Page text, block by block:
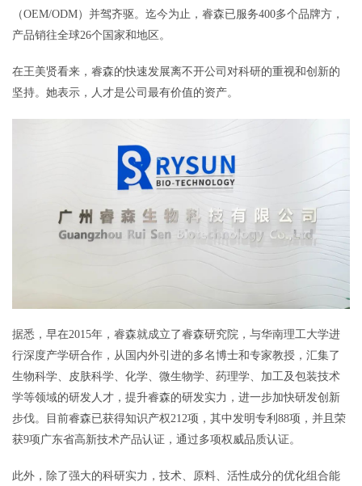
（OEM/ODM）并驾齐驱。迄今为止，睿森已服务400多个品牌方，
产品销往全球26个国家和地区。
在王美贤看来，睿森的快速发展离不开公司对科研的重视和创新的
坚持。她表示，人才是公司最有价值的资产。
据悉，早在2015年，睿森就成立了睿森研究院，与华南理工大学进
行深度产学研合作，从国内外引进的多名博士和专家教授，汇集了
生物科学、皮肤科学、化学、微生物学、药理学、加工及包装技术
学等领域的研发人才，提升睿森的研发实力，进一步加快研发创新
步伐。目前睿森已获得知识产权212项，其中发明专利88项，并且荣
获9项广东省高新技术产品认证，通过多项权威品质认证。
此外，除了强大的科研实力，技术、原料、活性成分的优化组合能